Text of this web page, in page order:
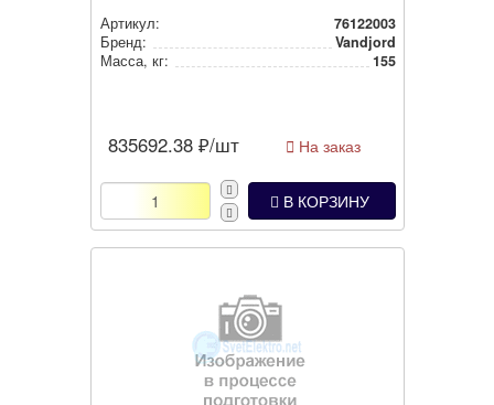
Артикул:
76122003
Бренд:
Vandjord
Масса, кг:
155
835692.38 ₽/шт На заказ
В КОРЗИНУ